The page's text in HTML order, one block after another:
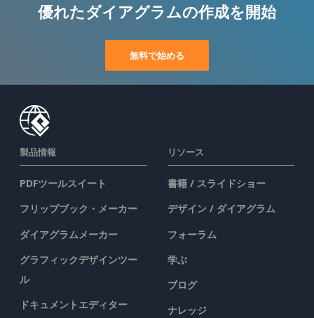
優れたダイアグラムの作成を開始
無料で始める
製品情報
PDFツールスイート
フリップブック・メーカー
ダイアグラムメーカー
グラフィックデザインツー
ル
ドキュメントエディター
リソース
書籍 / スライドショー
デザイン / ダイアグラム
フォーラム
学ぶ
ブログ
ナレッジ